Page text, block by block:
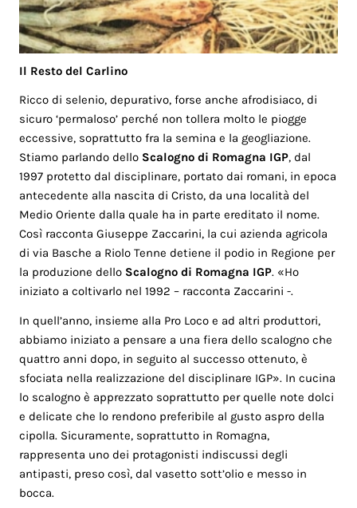
Il Resto del Carlino
Ricco di selenio, depurativo, forse anche afrodisiaco, di
sicuro ‘permaloso’ perché non tollera molto le piogge
eccessive, soprattutto fra la semina e la geogliazione.
Stiamo parlando dello Scalogno di Romagna IGP, dal
1997 protetto dal disciplinare, portato dai romani, in epoca
antecedente alla nascita di Cristo, da una località del
Medio Oriente dalla quale ha in parte ereditato il nome.
Così racconta Giuseppe Zaccarini, la cui azienda agricola
di via Basche a Riolo Tenne detiene il podio in Regione per
la produzione dello Scalogno di Romagna IGP. «Ho
iniziato a coltivarlo nel 1992 – racconta Zaccarini -.
In quell’anno, insieme alla Pro Loco e ad altri produttori,
abbiamo iniziato a pensare a una fiera dello scalogno che
quattro anni dopo, in seguito al successo ottenuto, è
sfociata nella realizzazione del disciplinare IGP». In cucina
lo scalogno è apprezzato soprattutto per quelle note dolci
e delicate che lo rendono preferibile al gusto aspro della
cipolla. Sicuramente, soprattutto in Romagna,
rappresenta uno dei protagonisti indiscussi degli
antipasti, preso così, dal vasetto sott’olio e messo in
bocca.